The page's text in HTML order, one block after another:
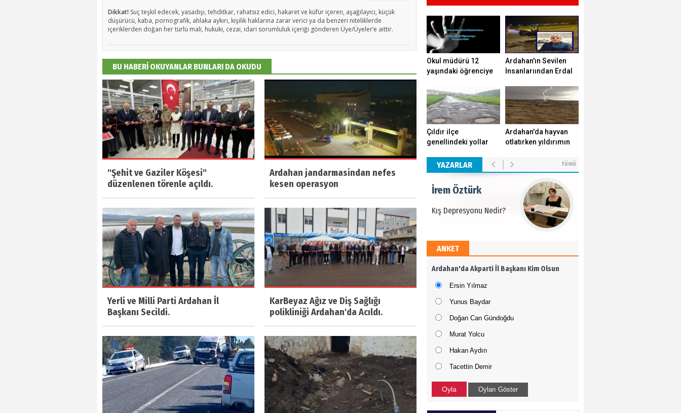
Dikkat! Suç teşkil edecek, yasadışı, tehditkar, rahatsız edici, hakaret ve küfür içeren, aşağılayıcı, küçük
düşürücü, kaba, pornografik, ahlaka aykırı, kişilik haklarına zarar verici ya da benzeri niteliklerde
içeriklerden doğan her türlü mali, hukuki, cezai, idari sorumluluk içeriği gönderen Üye/Üyeler’e aittir.
BU HABERİ OKUYANLAR BUNLARI DA OKUDU
"Şehit ve Gaziler Köşesi"
düzenlenen törenle açıldı.
Ardahan jandarmasindan nefes
kesen operasyon
Yerli ve Milli Parti Ardahan İl
Başkanı Secildi.
KarBeyaz Ağız ve Diş Sağlığı
polikliniği Ardahan'da Acıldı.
Okul müdürü 12
yaşındaki öğrenciye
Ardahan'ın Sevilen
İnsanlarıından Erdal
Çıldır ilçe
genellindeki yollar
andırıyor.
Ardahan'da hayvan
otlatırken yıldırımın
yaşamını yitirdi.
YAZARLAR tümü
Kış Depresyonu Nedir?
İrem Öztürk
Kış Depresyonu Nedir?
İrem Öztürk
Kış Depresyonu Nedir?
İrem Öztürk
ANKET
Ardahan'da Akparti İl Başkanı Kim Olsun
Ersin Yılmaz
Yunus Baydar
Doğan Can Gündoğdu
Murat Yolcu
Hakan Aydın
Tacettin Demir
Oyla Oyları Göster